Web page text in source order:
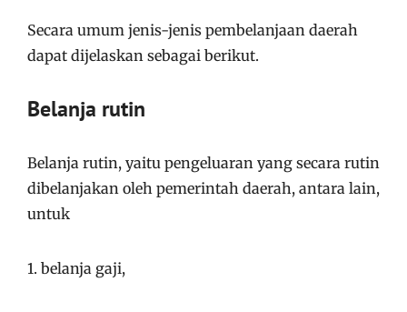
Secara umum jenis-jenis pembelanjaan daerah
dapat dijelaskan sebagai berikut.
Belanja rutin
Belanja rutin, yaitu pengeluaran yang secara rutin
dibelanjakan oleh pemerintah daerah, antara lain,
untuk
1. belanja gaji,